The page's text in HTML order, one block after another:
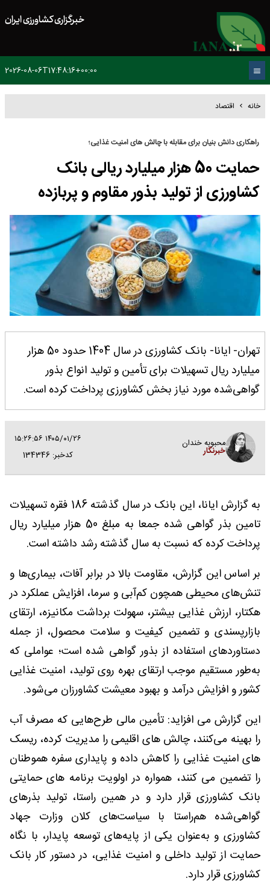
خبرگزاری کشاورزی ایران
2026-08-06T17:48:16+00:00
خانه اقتصاد
راهکاری دانش بنیان برای مقابله با چالش های امنیت غذایی؛
حمایت 50 هزار میلیارد ریالی بانک
کشاورزی از تولید بذور مقاوم و پربازده
تهران- ایانا- بانک کشاورزی در سال 1404 حدود 50 هزار
میلیارد ریال تسهیلات برای تأمین و تولید انواع بذور
گواهی‌شده مورد نیاز بخش کشاورزی پرداخت کرده است.
محبوبه خندان
خبرنگار
۱۴۰۵/۰۱/۲۶ ۱۵:۲۶:۵۶
کدخبر: 134346
به گزارش ایانا، این بانک در سال گذشته 186 فقره تسهیلات
تامین بذر گواهی شده جمعا به مبلغ 50 هزار میلیارد ریال
پرداخت کرده که نسبت به سال گذشته رشد داشته است.
بر اساس این گزارش، مقاومت بالا در برابر آفات، بیماری‌ها و
تنش‌های محیطی همچون کم‌آبی و سرما، افزایش عملکرد در
هکتار، ارزش غذایی بیشتر، سهولت برداشت مکانیزه، ارتقای
بازارپسندی و تضمین کیفیت و سلامت محصول، از جمله
دستاوردهای استفاده از بذور گواهی شده است؛ عواملی که
به‌طور مستقیم موجب ارتقای بهره روی تولید، امنیت غذایی
کشور و افزایش درآمد و بهبود معیشت کشاورزان می‌شود.
این گزارش می افزاید: تأمین مالی طرح‌هایی که مصرف آب
را بهینه می‌کنند، چالش های اقلیمی را مدیریت کرده، ریسک
های امنیت غذایی را کاهش داده و پایداری سفره هموطنان
را تضمین می کنند، همواره در اولویت برنامه های حمایتی
بانک کشاورزی قرار دارد و در همین راستا، تولید بذرهای
گواهی‌شده هم‌راستا با سیاست‌های کلان وزارت جهاد
کشاورزی و به‌عنوان یکی از پایه‌های توسعه پایدار، با نگاه
حمایت از تولید داخلی و امنیت غذایی، در دستور کار بانک
کشاورزی قرار دارد.